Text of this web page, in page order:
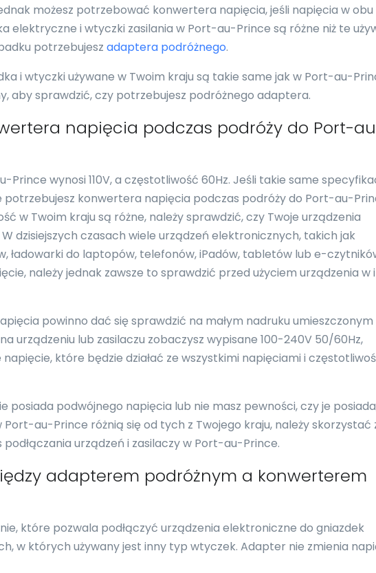
możesz potrzebować konwertera napięcia, jeśli napięcia w obu
elektryczne i wtyczki zasilania w Port-au-Prince są różne niż te
potrzebujesz adaptera podróżnego.
i wtyczki używane w Twoim kraju są takie same jak w Port-au-
aby sprawdzić, czy potrzebujesz podróżnego adaptera.
napięcia podczas podróży do Port-
wynosi 110V, a częstotliwość 60Hz. Jeśli takie same
potrzebujesz konwertera napięcia podczas podróży do Port-au-
w Twoim kraju są różne, należy sprawdzić, czy Twoje urządzenia
dzisiejszych czasach wiele urządzeń elektronicznych, takich jak
ładowarki do laptopów, telefonów, iPadów, tabletów lub e-
należy jednak zawsze to sprawdzić przed użyciem urządzenia w
powinno dać się sprawdzić na małym nadruku umieszczonym
urządzeniu lub zasilaczu zobaczysz wypisane 100-240V 50/60Hz,
które będzie działać ze wszystkimi napięciami i
posiada podwójnego napięcia lub nie masz pewności, czy je
au-Prince różnią się od tych z Twojego kraju, należy skorzystać
podłączania urządzeń i zasilaczy w Port-au-Prince.
adapterem podróżnym a konwerterem
które pozwala podłączyć urządzenia elektroniczne do gniazdek
w których używany jest inny typ wtyczek. Adapter nie zmienia